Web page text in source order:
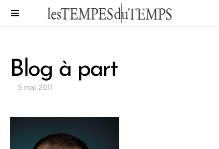
Blog à part
5 mai 2011